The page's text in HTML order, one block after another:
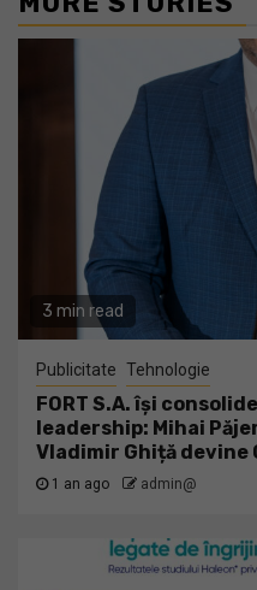
3 min read
Publicitate Tehnologie
FORT S.A. își
leadership: Mihai
Vladimir Ghiță
1 an ago admin@